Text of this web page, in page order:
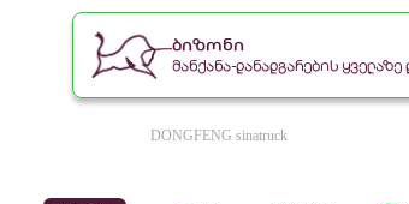
ბიზონი
მანქანა-დანადგარების
DONGFENG sinatruck